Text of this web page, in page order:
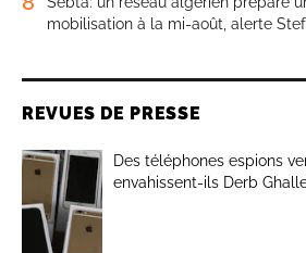
mobilisation à la mi-août, alerte
REVUES DE PRESSE
Des téléphones espions
envahissent-ils Derb